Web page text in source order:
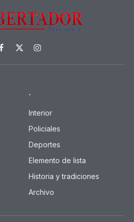
Facebook
X
(Twitter)
Instagram
.
Interior
Policiales
Deportes
Elemento de lista
Historia y tradiciones
Archivo